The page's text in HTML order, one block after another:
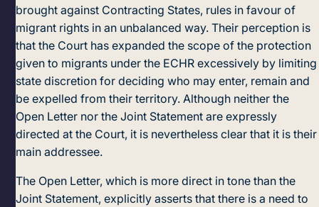
brought against Contracting States, rules in favour of
migrant rights in an unbalanced way. Their perception is
that the Court has expanded the scope of the protection
given to migrants under the ECHR excessively by limiting
state discretion for deciding who may enter, remain and
be expelled from their territory. Although neither the
Open Letter nor the Joint Statement are expressly
directed at the Court, it is nevertheless clear that it is their
main addressee.
The Open Letter, which is more direct in tone than the
Joint Statement, explicitly asserts that there is a need to